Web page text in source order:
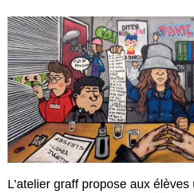
L’atelier graff propose aux élèves